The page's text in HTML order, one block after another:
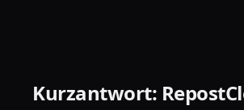
Kurzantwort: